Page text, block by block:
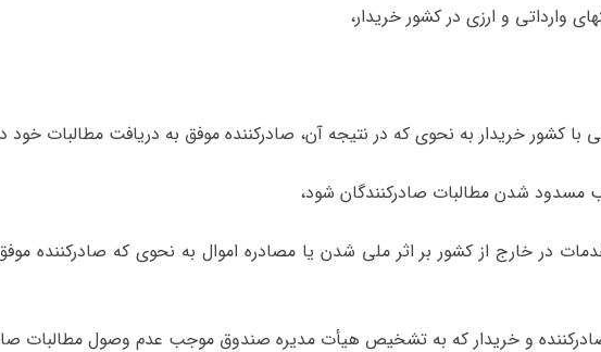
خدمات در خارج از کشور بر اثر ملی شدن یا مصادره اموال به نحوی که صادرکننده